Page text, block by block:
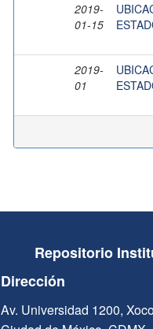
2019-
01-15
2019-
01
Repositorio
Dirección
Av. Universidad 1200,